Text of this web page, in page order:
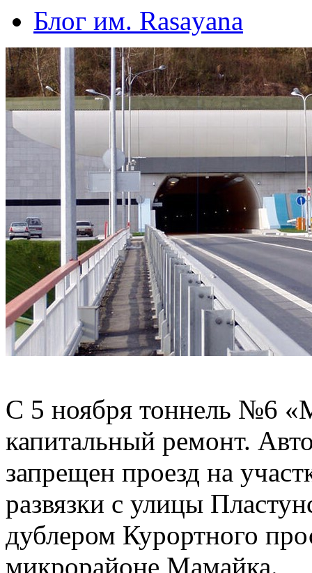
Блог им. Rasayana
С 5 ноября тоннель №6
капитальный ремонт.
запрещен проезд на
развязки с улицы
дублером Курортного
микрорайоне Мамайка.